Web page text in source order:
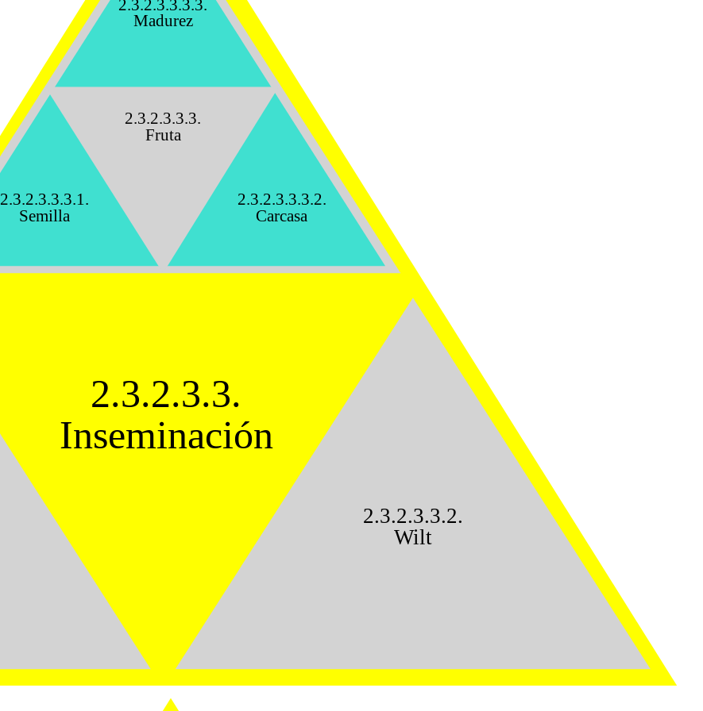
2.3.2.3.3.
Inseminación
2.3.2.3.3.2.
Wilt
2.3.2.3.3.3.
Fruta
2.3.2.3.3.3.1.
Semilla
2.3.2.3.3.3.2.
Carcasa
2.3.2.3.3.3.3.
Madurez